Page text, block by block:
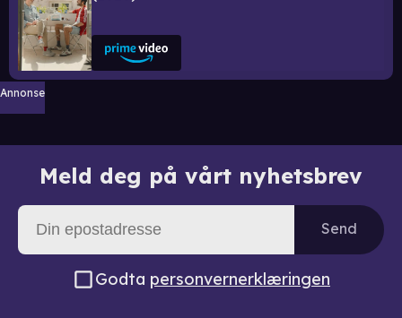
Annonse
Meld deg på vårt nyhetsbrev
Send
Godta personvernerklæringen